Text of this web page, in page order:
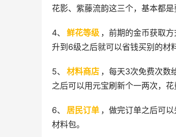
花影、紫藤流韵这三个，基本都是
4、 鲜花等级 ，前期的金币获取
升到6级之后就可以省钱买别的材
5、 材料商店 ，每天3次免费次数
之后可以用元宝刷新个一两次，
6、 居民订单 ，做完订单之后可
材料包。